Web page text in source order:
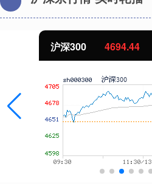
沪深300 4694.44